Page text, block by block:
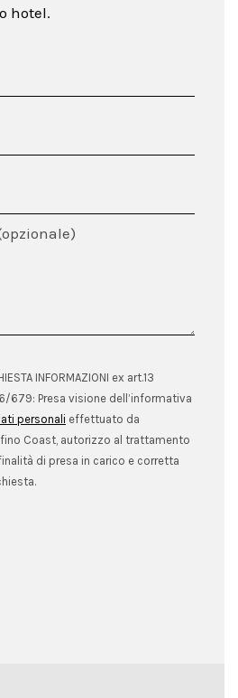
hotel.
INFORMAZIONI ex art.13
679: Presa visione dell’informativa
personali effettuato da
Coast, autorizzo al trattamento
di presa in carico e corretta